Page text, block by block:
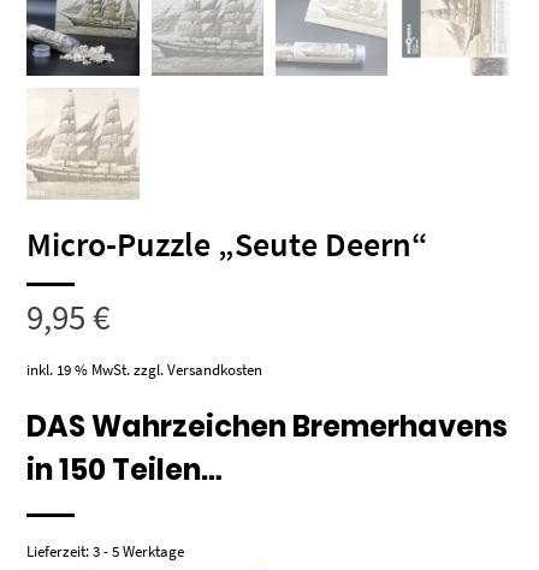
Micro-Puzzle „Seute Deern“
9,95€
inkl. 19 % MwSt. zzgl.Versandkosten
DAS Wahrzeichen Bremerhavens
in 150 Teilen…
Lieferzeit:3 - 5 Werktage